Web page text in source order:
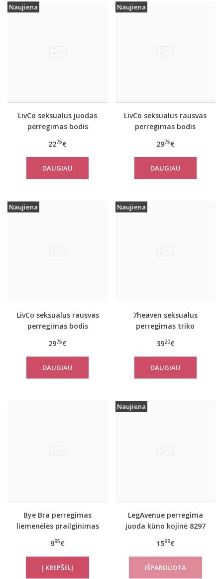
Naujiena
LivCo seksualus juodas
perregimas bodis
2275€
DAUGIAU
Naujiena
LivCo seksualus rausvas
perregimas bodis
2975€
DAUGIAU
Naujiena
LivCo seksualus rausvas
perregimas bodis
2975€
DAUGIAU
Naujiena
7heaven seksualus
perregimas triko
3920€
DAUGIAU
Bye Bra perregimas
liemenėlės prailginimas
995€
Naujiena
LegAvenue perregima
juoda kūno kojinė 8297
1599€